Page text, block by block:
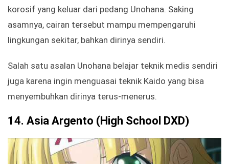
korosif yang keluar dari pedang Unohana. Saking
asamnya, cairan tersebut mampu mempengaruhi
lingkungan sekitar, bahkan dirinya sendiri.
Salah satu asalan Unohana belajar teknik medis sendiri
juga karena ingin menguasai teknik Kaido yang bisa
menyembuhkan dirinya terus-menerus.
14. Asia Argento (High School DXD)